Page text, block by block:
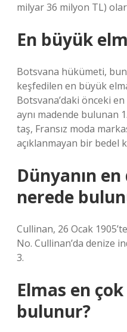
milyar 36 milyon TL)
En büyük
Botsvana hükümeti,
keşfedilen en büyük
Botsvana’daki önceki
aynı madende bulunan
taş, Fransız moda
açıklanmayan bir bedel
Dünyanın
nerede
Cullinan, 26 Ocak
No. Cullinan’da denize
3.
Elmas en
bulunur?